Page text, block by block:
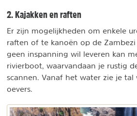
2. Kajakken en raften
Er zijn mogelijkheden om enkele
raften of te kanoën op de
geen inspanning wil leveren kan
rivierboot, waarvandaan je rustig
scannen. Vanaf het water zie je tal
oevers.